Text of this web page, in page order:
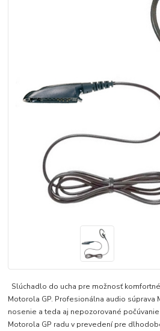
Slúchadlo do ucha pre možnosť
Motorola GP. Profesionálna audio súprava
nosenie a teda aj nepozorované
Motorola GP radu v prevedení pre